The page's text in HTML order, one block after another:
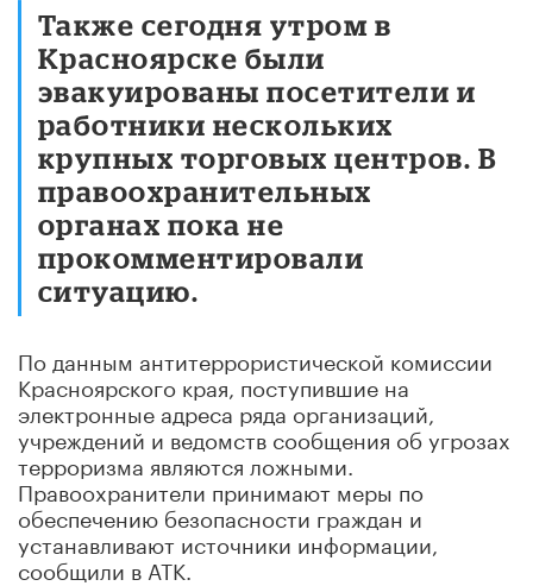
Также сегодня утром в
Красноярске были
эвакуированы посетители и
работники нескольких
крупных торговых центров. В
правоохранительных
органах пока не
прокомментировали
ситуацию.
По данным антитеррористической комиссии
Красноярского края, поступившие на
электронные адреса ряда организаций,
учреждений и ведомств сообщения об угрозах
терроризма являются ложными.
Правоохранители принимают меры по
обеспечению безопасности граждан и
устанавливают источники информации,
сообщили в АТК.